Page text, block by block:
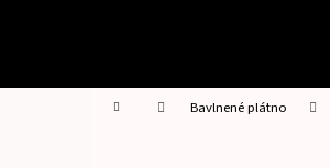
Domov Bavlnené plátno
í
do
do